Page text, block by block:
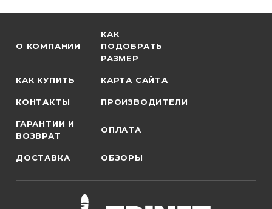
О КОМПАНИИ
КАК
ПОДОБРАТЬ
РАЗМЕР
КАК КУПИТЬ КАРТА САЙТА
КОНТАКТЫ ПРОИЗВОДИТЕЛИ
ГАРАНТИИ И
ВОЗВРАТ
ОПЛАТА
ДОСТАВКА ОБЗОРЫ